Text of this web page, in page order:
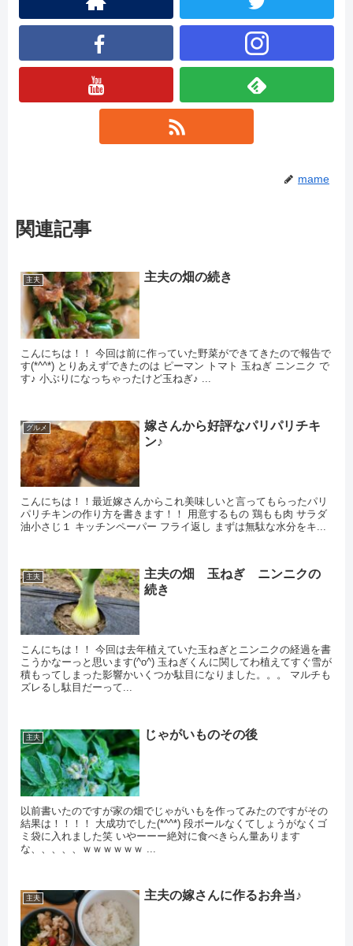
mame
関連記事
主夫 主夫の畑の続き
こんにちは！！ 今回は前に作っていた野菜ができてきたので報告で
す(*^^*) とりあえずできたのは ピーマン トマト 玉ねぎ ニンニク で
す♪ 小ぶりになっちゃったけど玉ねぎ♪ ...
グルメ
嫁さんから好評なパリパリチキ
ン♪
こんにちは！！最近嫁さんからこれ美味しいと言ってもらったパリ
パリチキンの作り方を書きます！！ 用意するもの 鶏もも肉 サラダ
油小さじ１ キッチンペーパー フライ返し まずは無駄な水分をキ...
主夫
主夫の畑 玉ねぎ ニンニクの
続き
こんにちは！！ 今回は去年植えていた玉ねぎとニンニクの経過を書
こうかなーっと思います(^o^) 玉ねぎくんに関してわ植えてすぐ雪が
積もってしまった影響かいくつか駄目になりました。。。 マルチも
ズレるし駄目だーって...
主夫 じゃがいものその後
以前書いたのですが家の畑でじゃがいもを作ってみたのですがその
結果は！！！！ 大成功でした(*^^*) 段ボールなくてしょうがなくゴ
ミ袋に入れました笑 いやーーー絶対に食べきらん量あります
な、、、、、ｗｗｗｗｗｗ ...
主夫 主夫の嫁さんに作るお弁当♪